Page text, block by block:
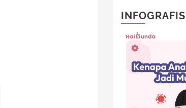
INFOGRAFIS